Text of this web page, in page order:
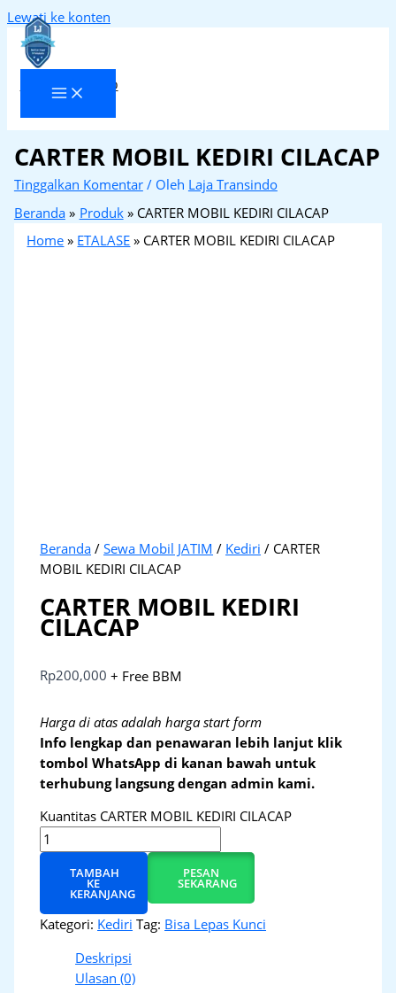
Lewati ke konten
Laja Transindo
CARTER MOBIL KEDIRI CILACAP
Tinggalkan Komentar / Oleh Laja Transindo
Beranda
Produk
CARTER MOBIL KEDIRI CILACAP
Home » ETALASE » CARTER MOBIL KEDIRI CILACAP
Beranda /Sewa Mobil JATIM / Kediri / CARTER
MOBIL KEDIRI CILACAP
CARTER MOBIL KEDIRI
CILACAP
Rp200,000 + Free BBM
Harga di atas adalah harga start form
Info lengkap dan penawaran lebih lanjut klik
tombol WhatsApp di kanan bawah untuk
terhubung langsung dengan admin kami.
Kuantitas CARTER MOBIL KEDIRI CILACAP
TAMBAH
KE
KERANJANG
PESAN
SEKARANG
Kategori: Kediri Tag: Bisa Lepas Kunci
Deskripsi
Ulasan (0)